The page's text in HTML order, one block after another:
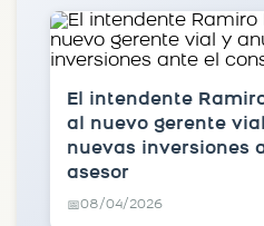
El intendente
al nuevo gerente
nuevas inversiones
asesor
📅08/04/2026